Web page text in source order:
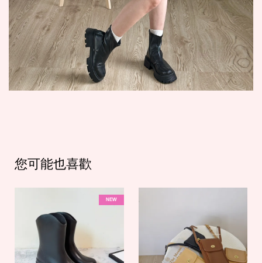
您可能也喜歡
NEW